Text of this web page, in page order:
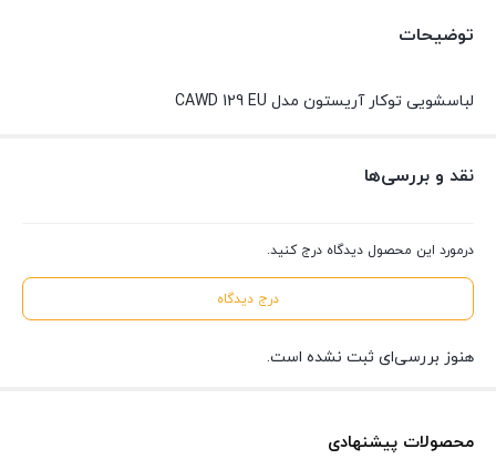
توضیحات
لباسشویی توکار آریستون مدل CAWD 129 EU
نقد و بررسی‌ها
درمورد این محصول دیدگاه درج کنید.
درج دیدگاه
هنوز بررسی‌ای ثبت نشده است.
محصولات پیشنهادی